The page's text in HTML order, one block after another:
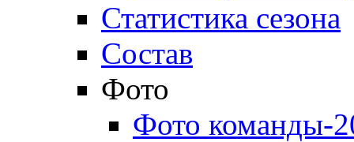
Статистика сезона
Состав
Фото
Фото команды-